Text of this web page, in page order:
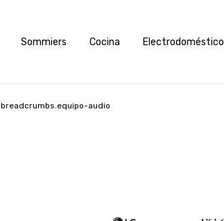
Sommiers Cocina Electrodoméstico
breadcrumbs.equipo-audio